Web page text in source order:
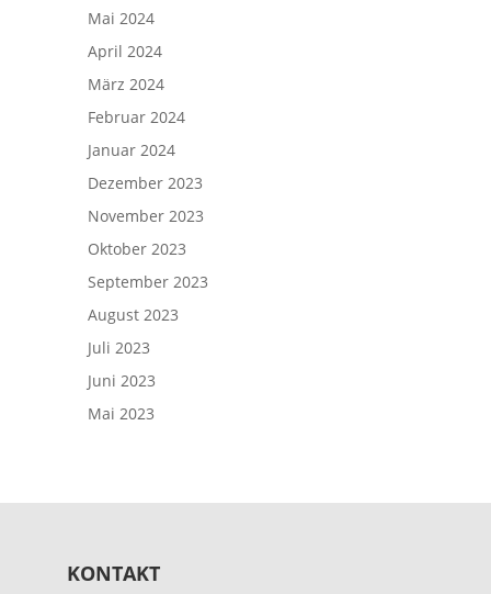
Mai 2024
April 2024
März 2024
Februar 2024
Januar 2024
Dezember 2023
November 2023
Oktober 2023
September 2023
August 2023
Juli 2023
Juni 2023
Mai 2023
KONTAKT